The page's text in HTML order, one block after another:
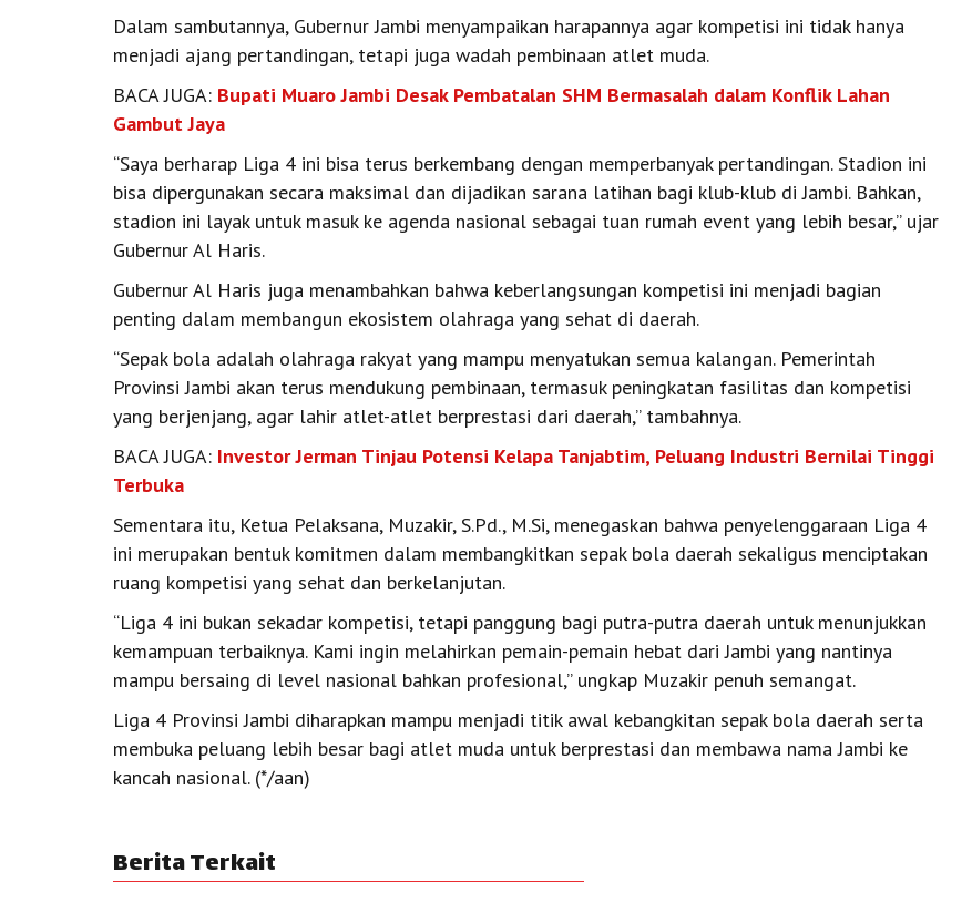
Dalam sambutannya, Gubernur Jambi menyampaikan harapannya agar kompetisi ini tidak hanya
menjadi ajang pertandingan, tetapi juga wadah pembinaan atlet muda.
BACA JUGA: Bupati Muaro Jambi Desak Pembatalan SHM Bermasalah dalam Konflik Lahan
Gambut Jaya
“Saya berharap Liga 4 ini bisa terus berkembang dengan memperbanyak pertandingan. Stadion ini
bisa dipergunakan secara maksimal dan dijadikan sarana latihan bagi klub-klub di Jambi. Bahkan,
stadion ini layak untuk masuk ke agenda nasional sebagai tuan rumah event yang lebih besar,” ujar
Gubernur Al Haris.
Gubernur Al Haris juga menambahkan bahwa keberlangsungan kompetisi ini menjadi bagian
penting dalam membangun ekosistem olahraga yang sehat di daerah.
“Sepak bola adalah olahraga rakyat yang mampu menyatukan semua kalangan. Pemerintah
Provinsi Jambi akan terus mendukung pembinaan, termasuk peningkatan fasilitas dan kompetisi
yang berjenjang, agar lahir atlet-atlet berprestasi dari daerah,” tambahnya.
BACA JUGA: Investor Jerman Tinjau Potensi Kelapa Tanjabtim, Peluang Industri Bernilai Tinggi
Terbuka
Sementara itu, Ketua Pelaksana, Muzakir, S.Pd., M.Si, menegaskan bahwa penyelenggaraan Liga 4
ini merupakan bentuk komitmen dalam membangkitkan sepak bola daerah sekaligus menciptakan
ruang kompetisi yang sehat dan berkelanjutan.
“Liga 4 ini bukan sekadar kompetisi, tetapi panggung bagi putra-putra daerah untuk menunjukkan
kemampuan terbaiknya. Kami ingin melahirkan pemain-pemain hebat dari Jambi yang nantinya
mampu bersaing di level nasional bahkan profesional,” ungkap Muzakir penuh semangat.
Liga 4 Provinsi Jambi diharapkan mampu menjadi titik awal kebangkitan sepak bola daerah serta
membuka peluang lebih besar bagi atlet muda untuk berprestasi dan membawa nama Jambi ke
kancah nasional. (*/aan)
Berita Terkait